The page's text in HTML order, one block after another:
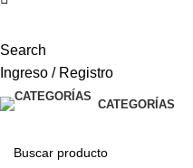
Search
Ingreso / Registro
CATEGORÍAS